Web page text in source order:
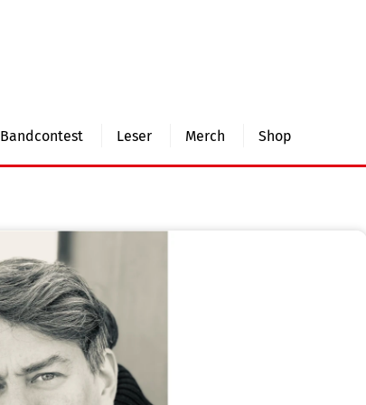
Bandcontest Leser Merch Shop